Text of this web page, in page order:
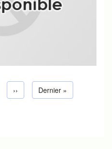
Seitennummerierung
Nächste Seite
›› Letzte Seite
Dernier »